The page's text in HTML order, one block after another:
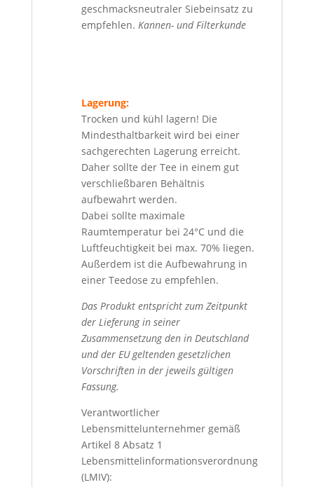
geschmacksneutraler Siebeinsatz zu
empfehlen. Kannen- und Filterkunde
Lagerung:
Trocken und kühl lagern! Die
Mindesthaltbarkeit wird bei einer
sachgerechten Lagerung erreicht.
Daher sollte der Tee in einem gut
verschließbaren Behältnis
aufbewahrt werden.
Dabei sollte maximale
Raumtemperatur bei 24°C und die
Luftfeuchtigkeit bei max. 70% liegen.
Außerdem ist die Aufbewahrung in
einer Teedose zu empfehlen.
Das Produkt entspricht zum Zeitpunkt
der Lieferung in seiner
Zusammensetzung den in Deutschland
und der EU geltenden gesetzlichen
Vorschriften in der jeweils gültigen
Fassung.
Verantwortlicher
Lebensmittelunternehmer gemäß
Artikel 8 Absatz 1
Lebensmittelinformationsverordnung
(LMIV):